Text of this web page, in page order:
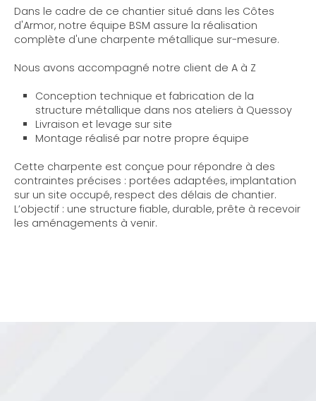
Dans le cadre de ce chantier situé dans les Côtes
d'Armor, notre équipe BSM assure la réalisation
complète d'une charpente métallique sur-mesure.
Nous avons accompagné notre client de A à Z
Conception technique et fabrication de la
structure métallique dans nos ateliers à Quessoy
Livraison et levage sur site
Montage réalisé par notre propre équipe
Cette charpente est conçue pour répondre à des
contraintes précises : portées adaptées, implantation
sur un site occupé, respect des délais de chantier.
L’objectif : une structure fiable, durable, prête à recevoir
les aménagements à venir.